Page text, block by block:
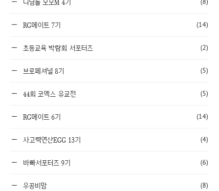
디딤돌 모모M 4기
RG메이트 7기 (14)
초등교육 박람회 서포터즈 (2)
브로페셔널 8기 (5)
44회 코엑스 유교전 (5)
RG메이트 6기 (14)
사고력연산EGG 13기 (4)
바빠서포터즈 9기 (6)
우공비맘 (8)